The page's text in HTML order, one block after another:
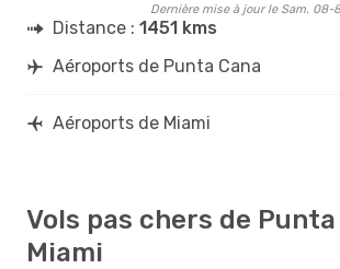
Dernière mise à jour le Sam. 08-8
Distance : 1451 kms
Aéroports de Punta Cana
Aéroports de Miami
Vols pas chers de Punta
Miami